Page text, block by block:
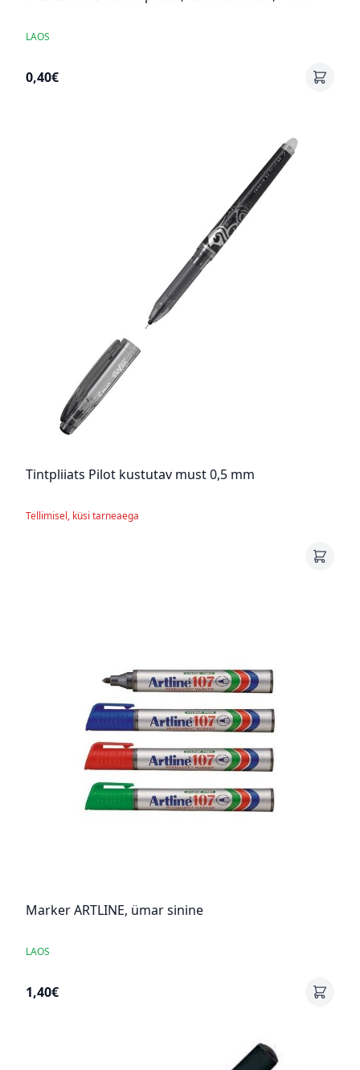
LAOS
0,40€
Tintpliiats Pilot kustutav must 0,5 mm
Tellimisel, küsi tarneaega
Marker ARTLINE, ümar sinine
LAOS
1,40€